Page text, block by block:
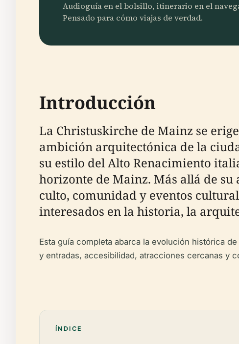
Audioguía en el bolsillo, itinerario en el
Pensado para cómo viajas de verdad.
Introducción
La Christuskirche de Mainz se
ambición arquitectónica de la
su estilo del Alto Renacimiento
horizonte de Mainz. Más allá de
culto, comunidad y eventos
interesados en la historia, la
Esta guía completa abarca la evolución histórica
y entradas, accesibilidad, atracciones cercanas y
ÍNDICE